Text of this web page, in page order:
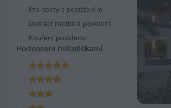
Pro hosty s postižením
Domácí mazlíčci povoleni
Kouření povoleno
Hodnocení hvězdičkami